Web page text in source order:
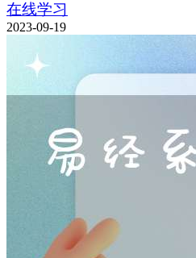
在线学习
2023-09-19